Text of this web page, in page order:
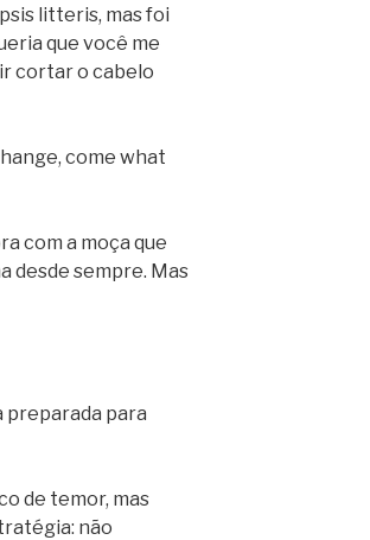
litteris, mas foi
que você me
cortar o cabelo
come what
com a moça que
desde sempre. Mas
preparada para
de temor, mas
não